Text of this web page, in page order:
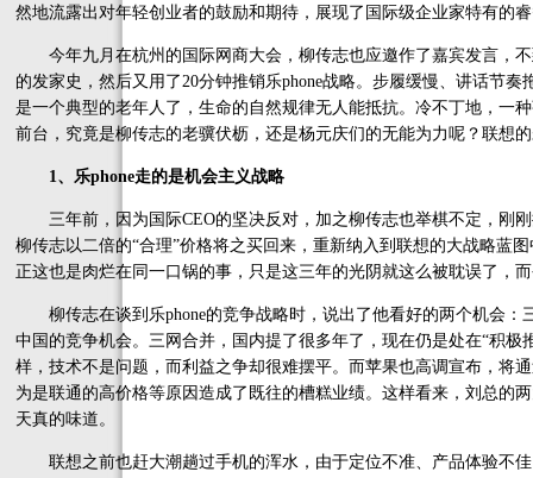
然地流露出对年轻创业者的鼓励和期待，展现了国际级企业家特有的
今年九月在杭州的国际网商大会，柳传志也应邀作了嘉宾发言，不
的发家史，然后又用了20分钟推销乐phone战略。步履缓慢、讲话节
是一个典型的老年人了，生命的自然规律无人能抵抗。冷不丁地，一
前台，究竟是柳传志的老骥伏枥，还是杨元庆们的无能为力呢？联想
1、乐phone走的是机会主义战略
三年前，因为国际CEO的坚决反对，加之柳传志也举棋不定，刚刚
柳传志以二倍的“合理”价格将之买回来，重新纳入到联想的大战略蓝
正这也是肉烂在同一口锅的事，只是这三年的光阴就这么被耽误了，
柳传志在谈到乐phone的竞争战略时，说出了他看好的两个机会：
中国的竞争机会。三网合并，国内提了很多年了，现在仍是处在“积
样，技术不是问题，而利益之争却很难摆平。而苹果也高调宣布，将
为是联通的高价格等原因造成了既往的槽糕业绩。这样看来，刘总的
天真的味道。
联想之前也赶大潮趟过手机的浑水，由于定位不准、产品体验不